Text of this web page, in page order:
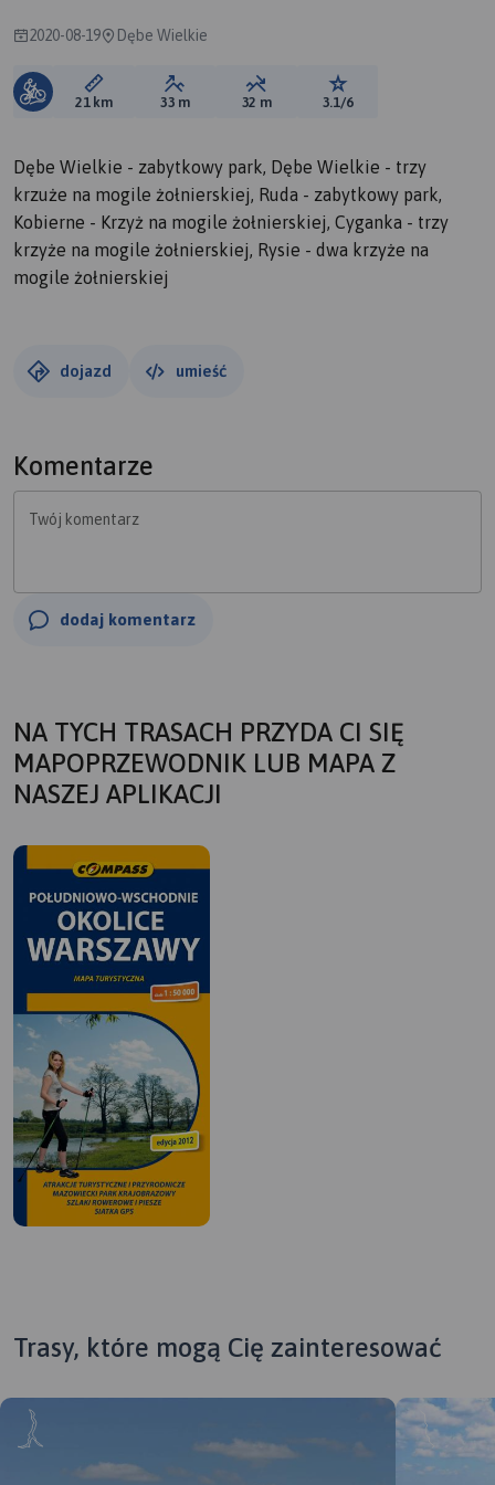
2020-08-19 Dębe Wielkie
Długość trasy:
21 km Suma przewyższeń:
33 m Suma spadków:
32 m Ocena trasy:
3.1/6
Dębe Wielkie - zabytkowy park, Dębe Wielkie - trzy
krzuże na mogile żołnierskiej, Ruda - zabytkowy park,
Kobierne - Krzyż na mogile żołnierskiej, Cyganka - trzy
krzyże na mogile żołnierskiej, Rysie - dwa krzyże na
mogile żołnierskiej
dojazd umieść
Komentarze
Twój komentarz
dodaj komentarz
NA TYCH TRASACH PRZYDA CI SIĘ
MAPOPRZEWODNIK LUB MAPA Z
NASZEJ APLIKACJI
Trasy, które mogą Cię zainteresować